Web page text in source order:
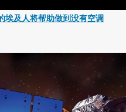
埃及人将帮助做到没有空调